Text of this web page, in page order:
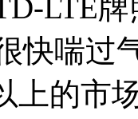
LTE
快喘过
上的市